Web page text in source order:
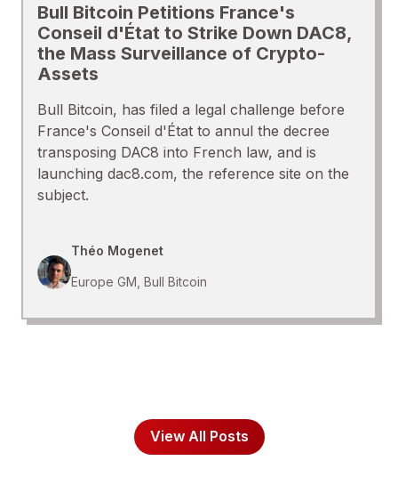
Bull Bitcoin Petitions France's
Conseil d'État to Strike Down DAC8,
the Mass Surveillance of Crypto-
Assets
Bull Bitcoin, has filed a legal challenge before
France's Conseil d'État to annul the decree
transposing DAC8 into French law, and is
launching dac8.com, the reference site on the
subject.
Théo Mogenet
Europe GM, Bull Bitcoin
View All Posts